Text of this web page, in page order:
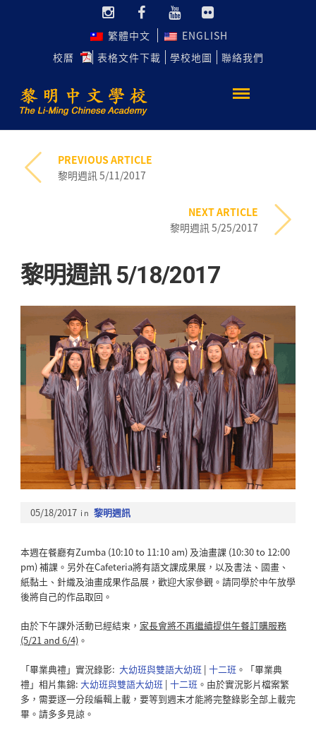
繁體中文
ENGLISH
校曆
表格文件下載 學校地圖 聯絡我們
PREVIOUS ARTICLE
黎明週訊 5/11/2017
NEXT ARTICLE
黎明週訊 5/25/2017
黎明週訊 5/18/2017
05/18/2017 in 黎明週訊
本週在餐廳有Zumba (10:10 to 11:10 am) 及油畫課 (10:30 to 12:00
pm) 補課。另外在Cafeteria將有語文課成果展，以及書法、國畫、
紙黏土、針織及油畫成果作品展，歡迎大家參觀。請同學於中午放學
後將自己的作品取回。
由於下午課外活動已經結束， 家長會將不再繼續提供午餐訂購服務
(5/21 and 6/4)。
「畢業典禮」實況錄影: 大幼班與雙語大幼班| 十二班。「畢業典
禮」相片集錦: 大幼班與雙語大幼班| 十二班。由於實況影片檔案繁
多，需要逐一分段編輯上載，要等到週末才能將完整錄影全部上載完
畢。請多多見諒。